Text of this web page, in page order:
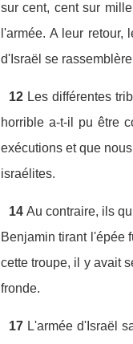
sur cent, cent sur
l'armée. A leur
d'Israël se
12 Les différentes
horrible a-t-il pu être
exécutions et que
israélites.
14 Au contraire, ils
Benjamin tirant l'épée
cette troupe, il y avait
fronde.
17 L'armée d'Israël